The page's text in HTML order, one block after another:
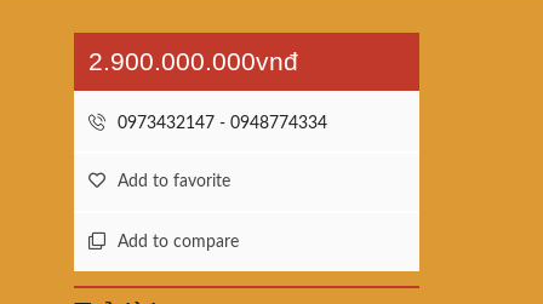
2.900.000.000vnđ
0973432147 - 0948774334
Add to favorite
Add to compare